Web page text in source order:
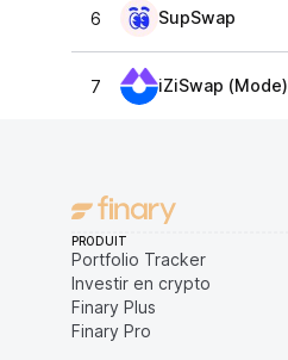
6 SupSwap
7 iZiSwap (Mode)
PRODUIT
Portfolio Tracker
Investir en crypto
Finary Plus
Finary Pro